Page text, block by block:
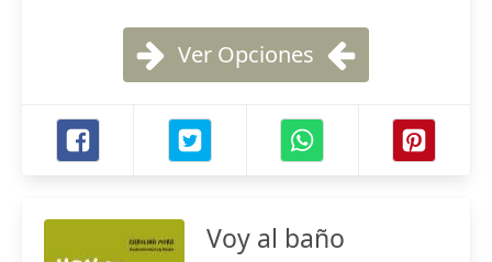
Ver Opciones
Voy al baño